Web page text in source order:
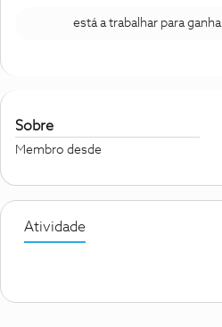
está a trabalhar para
Sobre
Membro desde
Atividade